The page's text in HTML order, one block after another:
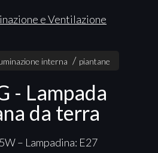
interna piantane
- Lampada
da terra
– Lampadina: E27